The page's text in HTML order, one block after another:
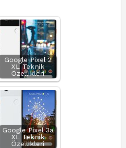
Google Pixel 2
XL Teknik
Özellikleri
Google Pixel 3a
XL Teknik
Özellikleri